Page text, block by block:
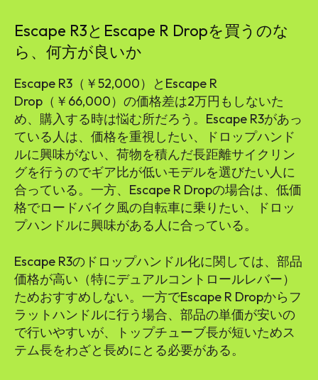
Escape R3とEscape R Dropを買うのな
ら、何方が良いか
Escape R3（￥52,000）とEscape R
Drop（￥66,000）の価格差は2万円もしないた
め、購入する時は悩む所だろう。Escape R3があっ
ている人は、価格を重視したい、ドロップハンド
ルに興味がない、荷物を積んだ長距離サイクリン
グを行うのでギア比が低いモデルを選びたい人に
合っている。一方、Escape R Dropの場合は、低価
格でロードバイク風の自転車に乗りたい、ドロッ
プハンドルに興味がある人に合っている。
Escape R3のドロップハンドル化に関しては、部品
価格が高い（特にデュアルコントロールレバー）
ためおすすめしない。一方でEscape R Dropからフ
ラットハンドルに行う場合、部品の単価が安いの
で行いやすいが、トップチューブ長が短いためス
テム長をわざと長めにとる必要がある。